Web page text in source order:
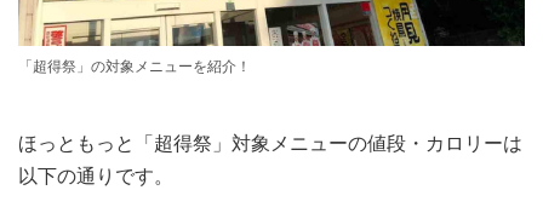
「超得祭」の対象メニューを紹介！
ほっともっと「超得祭」対象メニューの値段・カロリーは
以下の通りです。